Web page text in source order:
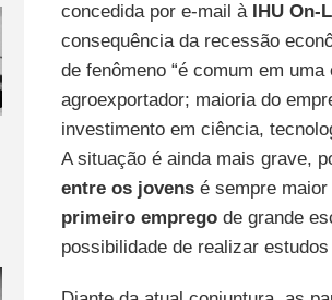
concedida por e-mail à IHU On-
consequência da recessão
de fenômeno “é comum em
agroexportador; maioria do
investimento em ciência,
A situação é ainda mais grave,
entre os jovensé sempre maior
primeiro empregode grande
possibilidade de realizar